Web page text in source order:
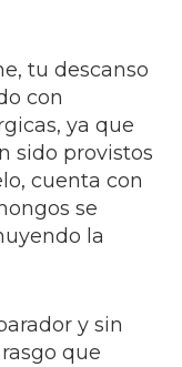
tu descanso
con
ya que
sido provistos
cuenta con
se
la
y sin
que